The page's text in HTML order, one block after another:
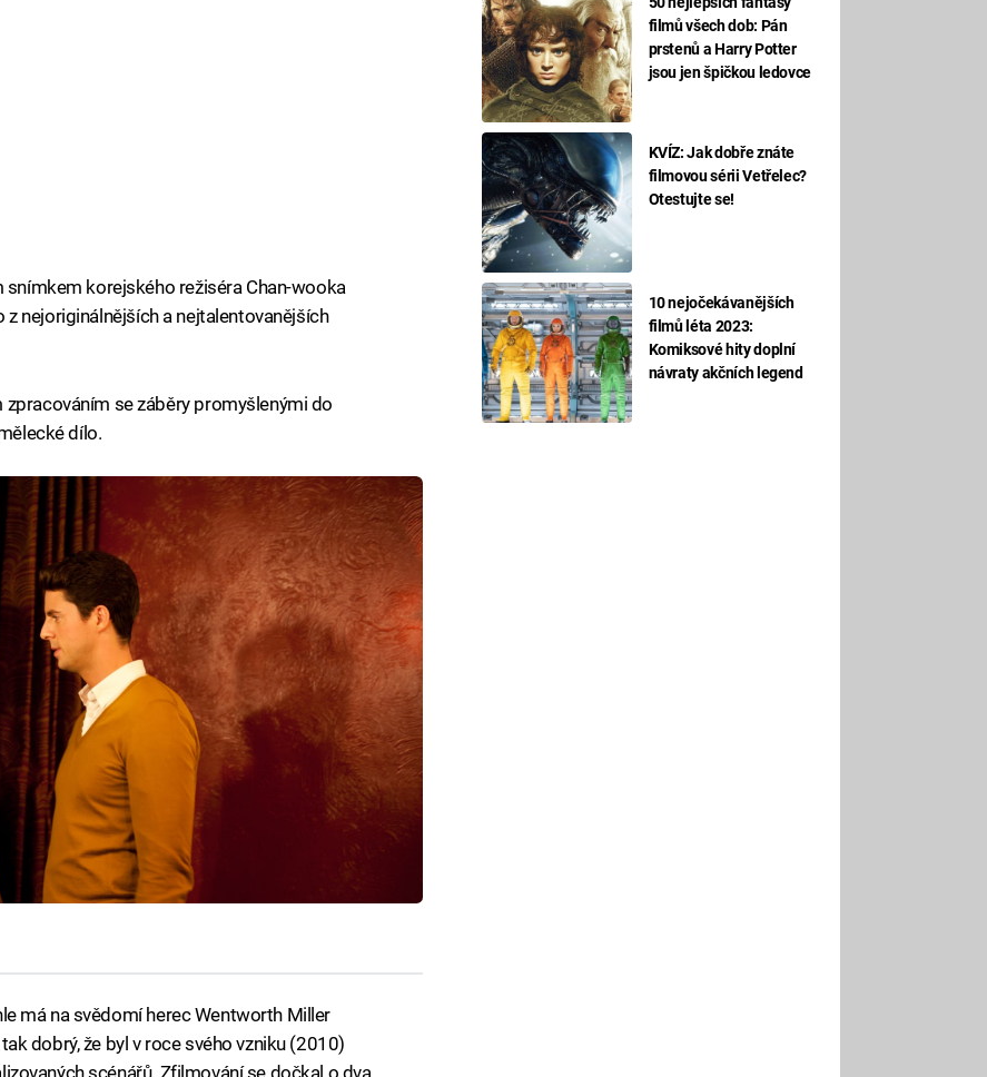
filmů všech dob: Pán
prstenů a Harry Potter
jsou jen špičkou ledovce
KVÍZ: Jak dobře znáte
filmovou sérii Vetřelec?
Otestujte se!
10 nejočekávanějších
filmů léta 2023:
Komiksové hity doplní
návraty akčních legend
snímkem korejského režiséra Chan-wooka
nejoriginálnějších a nejtalentovanějších
se záběry promyšlenými do
dílo.
má na svědomí herec Wentworth Miller
dobrý, že byl v roce svého vzniku (2010)
scénářů. Zfilmování se dočkal o dva